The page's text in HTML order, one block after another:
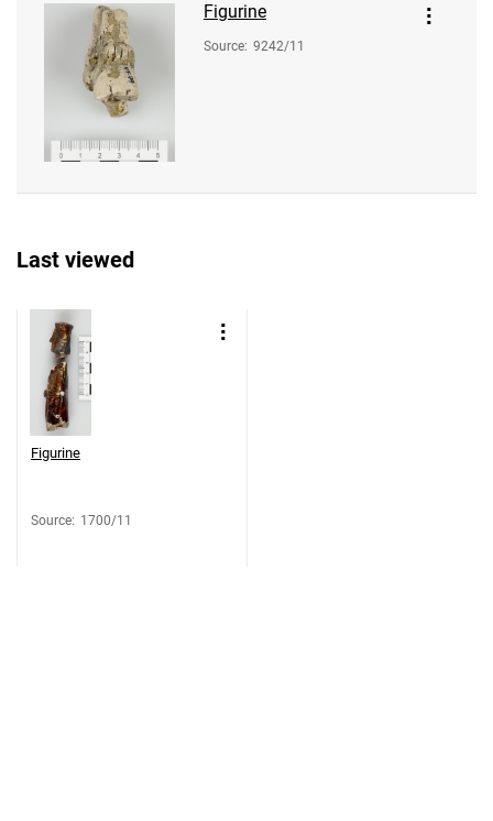
Figurine
Source: 9242/11
Last viewed
Figurine
Source: 1700/11